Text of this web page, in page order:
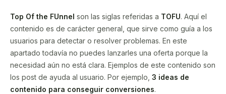
Top Of the FUnnel son las siglas referidas a TOFU. Aquí el
contenido es de carácter general, que sirve como guía a los
usuarios para detectar o resolver problemas. En este
apartado todavía no puedes lanzarles una oferta porque la
necesidad aún no está clara. Ejemplos de este contenido son
los post de ayuda al usuario. Por ejemplo, 3 ideas de
contenido para conseguir conversiones.